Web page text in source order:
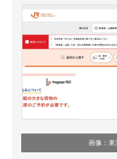
画像： 東